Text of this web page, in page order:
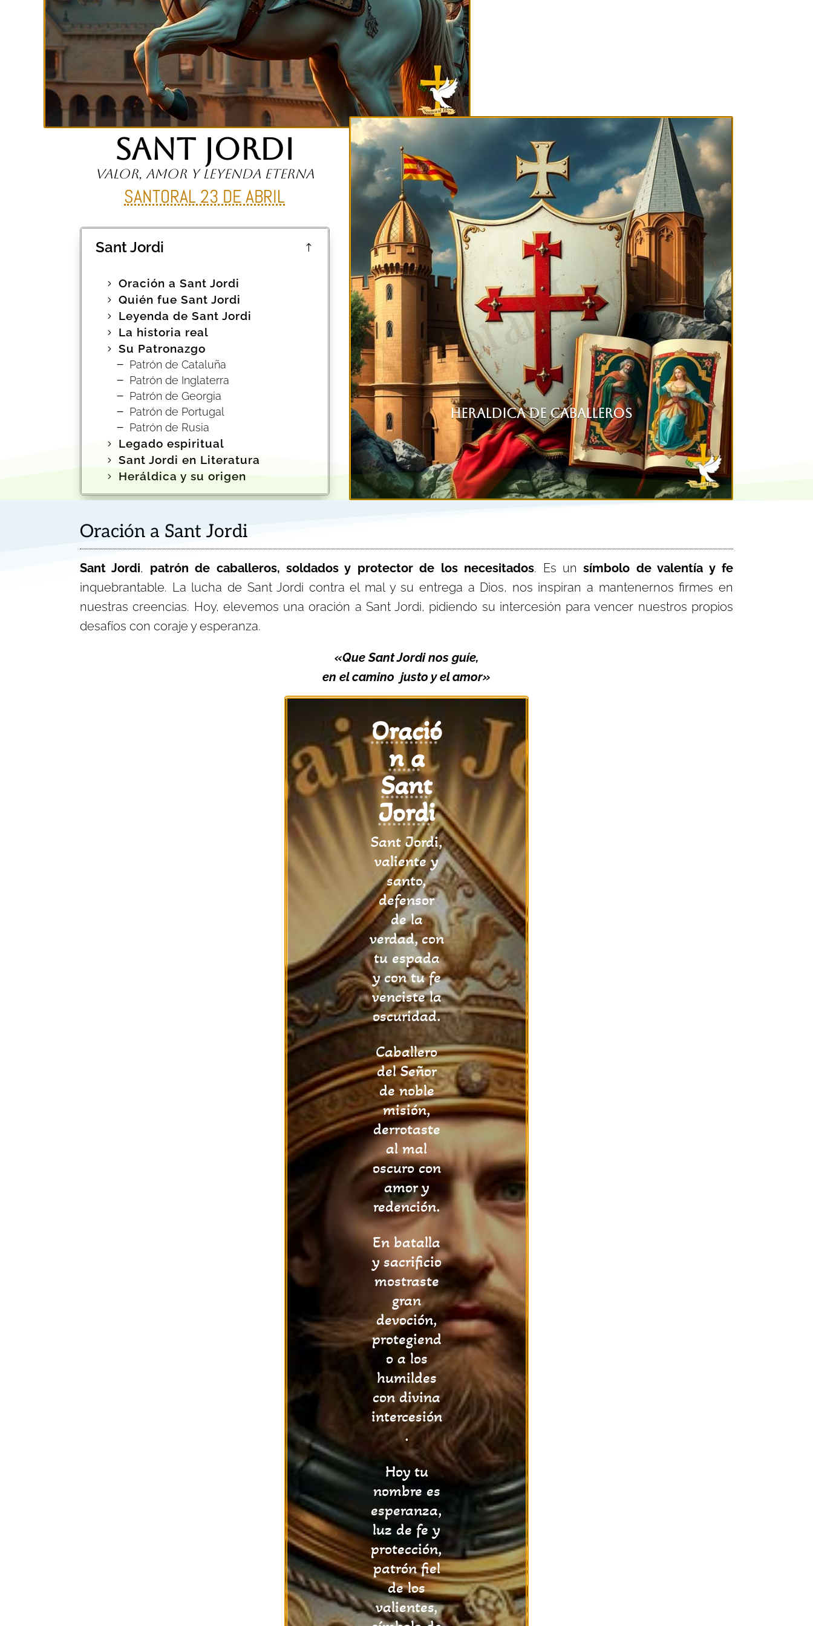
SANT JORDI
Valor, amor y leyenda eterna
SANTORAL 23 DE ABRIL
Sant Jordi !
Oración a Sant Jordi
Quién fue Sant Jordi
Leyenda de Sant Jordi
La historia real
Su Patronazgo
Patrón de Cataluña
Patrón de Inglaterra
Patrón de Georgia
Patrón de Portugal
Patrón de Rusia
Legado espiritual
Sant Jordi en Literatura
Heráldica y su origen
Heraldica de caballeros
Oración a Sant Jordi
Sant Jordi, patrón de caballeros, soldados y protector de los necesitados. Es unsímbolo de valentía y fe
inquebrantable. La lucha de Sant Jordi contra el mal y su entrega a Dios, nos inspiran a mantenernos firmes en
nuestras creencias. Hoy, elevemos una oración a Sant Jordi, pidiendo su intercesión para vencer nuestros propios
desafíos con coraje y esperanza.
«Que Sant Jordi nos guíe,
en el camino justo y el amor»
Oració
n a
Sant
Jordi
Sant Jordi,
valiente y
santo,
defensor
de la
verdad, con
tu espada
y con tu fe
venciste la
oscuridad.
Caballero
del Señor
de noble
misión,
derrotaste
al mal
oscuro con
amor y
redención.
En batalla
y sacrificio
mostraste
gran
devoción,
protegiend
o a los
humildes
con divina
intercesión
.
Hoy tu
nombre es
esperanza,
luz de fe y
protección,
patrón fiel
de los
valientes,